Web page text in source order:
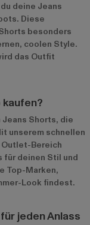
deine Jeans
Diese
besonders
coolen Style.
das Outfit
Shorts, die
unserem schnellen
Outlet-Bereich
deinen Stil und
Top-Marken,
Look findest.
jeden Anlass